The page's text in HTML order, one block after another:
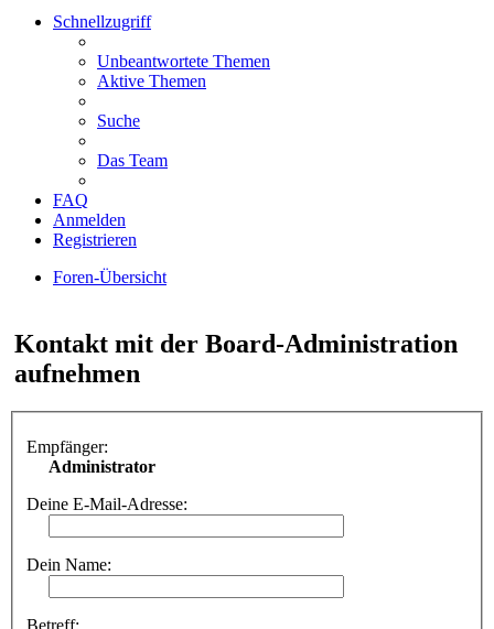
Schnellzugriff
Unbeantwortete Themen
Aktive Themen
Suche
Das Team
FAQ
Anmelden
Registrieren
Foren-Übersicht
Kontakt mit der Board-Administration
aufnehmen
Empfänger:
Administrator
Deine E-Mail-Adresse:
Dein Name:
Betreff: